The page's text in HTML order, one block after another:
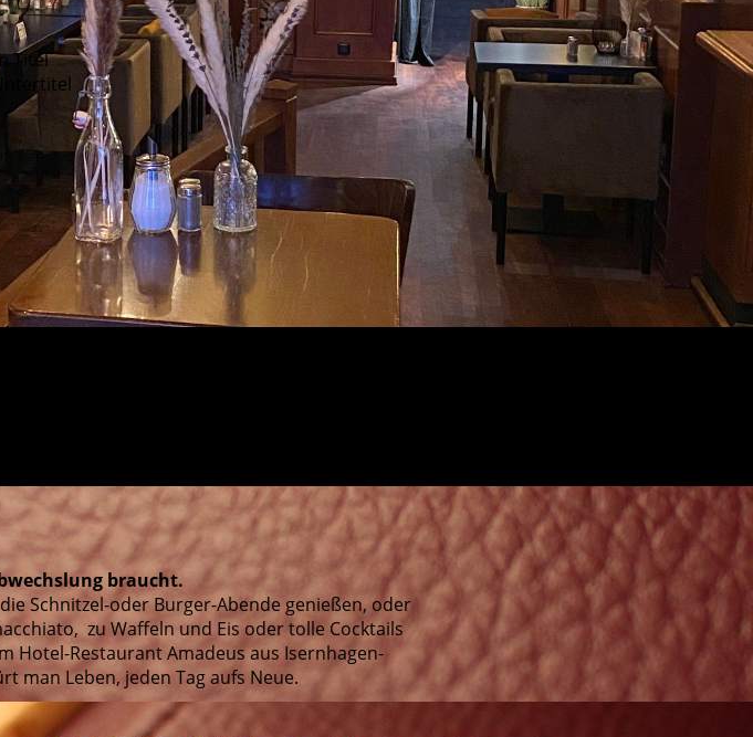
Titel
braucht.
Schnitzel-oder Burger-Abende genießen, oder
zu Waffeln und Eis oder tolle Cocktails
Hotel-Restaurant Amadeus aus Isernhagen-
man Leben, jeden Tag aufs Neue.